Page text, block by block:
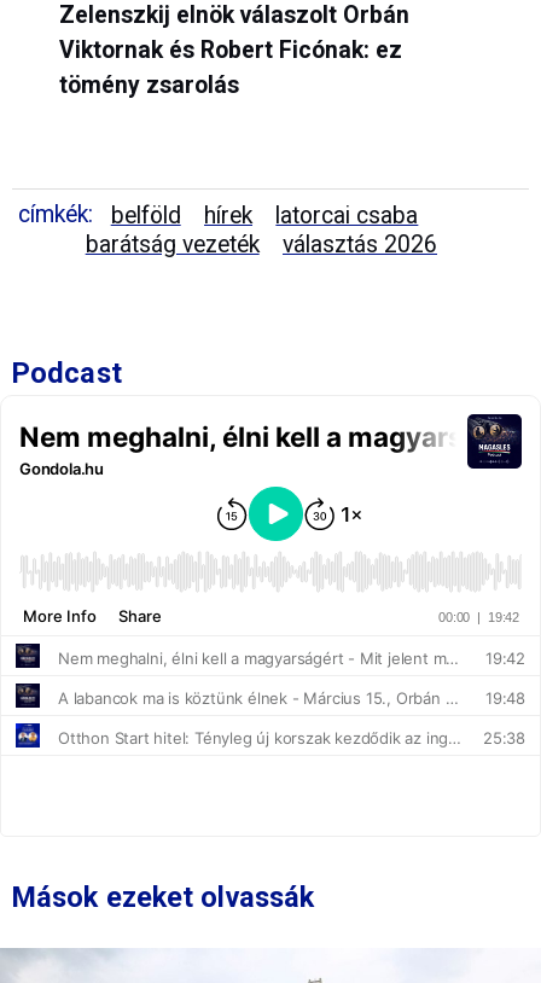
Zelenszkij elnök válaszolt Orbán
Viktornak és Robert Ficónak: ez
tömény zsarolás
címkék: belföld hírek
latorcai csaba
barátság vezeték
választás 2026
Podcast
Mások ezeket olvassák